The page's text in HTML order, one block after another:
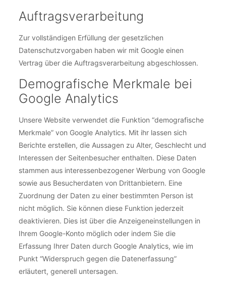
Auftragsverarbeitung
Zur vollständigen Erfüllung der gesetzlichen
Datenschutzvorgaben haben wir mit Google einen
Vertrag über die Auftragsverarbeitung abgeschlossen.
Demografische Merkmale bei
Google Analytics
Unsere Website verwendet die Funktion “demografische
Merkmale” von Google Analytics. Mit ihr lassen sich
Berichte erstellen, die Aussagen zu Alter, Geschlecht und
Interessen der Seitenbesucher enthalten. Diese Daten
stammen aus interessenbezogener Werbung von Google
sowie aus Besucherdaten von Drittanbietern. Eine
Zuordnung der Daten zu einer bestimmten Person ist
nicht möglich. Sie können diese Funktion jederzeit
deaktivieren. Dies ist über die Anzeigeneinstellungen in
Ihrem Google-Konto möglich oder indem Sie die
Erfassung Ihrer Daten durch Google Analytics, wie im
Punkt “Widerspruch gegen die Datenerfassung”
erläutert, generell untersagen.